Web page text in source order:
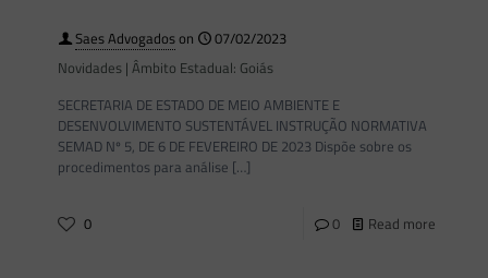
Saes Advogadoson
07/02/2023
Novidades | Âmbito Estadual: Goiás
SECRETARIA DE ESTADO DE MEIO AMBIENTE E
DESENVOLVIMENTO SUSTENTÁVEL INSTRUÇÃO NORMATIVA
SEMAD Nº 5, DE 6 DE FEVEREIRO DE 2023 Dispõe sobre os
procedimentos para análise […]
0 0 Read more